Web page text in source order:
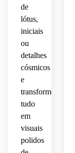
de
lótus,
iniciais
ou
detalhes
cósmicos
e
transforme
tudo
em
visuais
polidos